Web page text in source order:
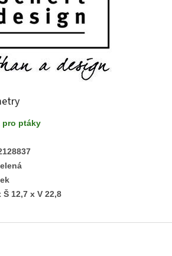
pro ptáky
Š 12,7 x V 22,8